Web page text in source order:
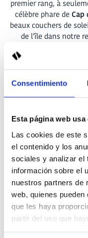
Consentimiento
Esta página web usa
Las cookies de este
el contenido y los
sociales y analizar el
información sobre el
nuestros partners de
web, quienes
que les haya
partir del uso que
premier rang, à
célèbre phare deCap
beauxcouchers de
de l’île dans notre
et à deux
point de départ
07769 Cap